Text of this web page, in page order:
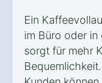
Ein
im Büro oder in
sorgt für mehr